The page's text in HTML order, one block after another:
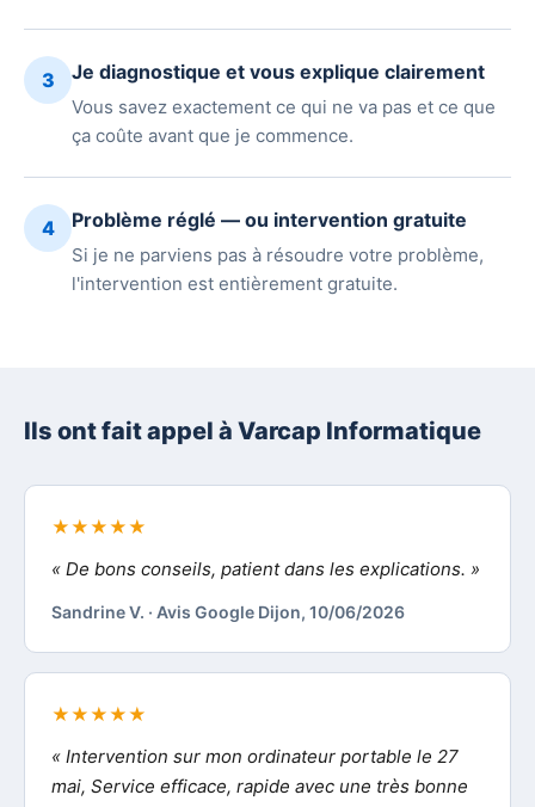
3 Je diagnostique et vous explique clairement
Vous savez exactement ce qui ne va pas et ce que
ça coûte avant que je commence.
4 Problème réglé — ou intervention gratuite
Si je ne parviens pas à résoudre votre problème,
l'intervention est entièrement gratuite.
Ils ont fait appel à Varcap Informatique
★★★★★
« De bons conseils, patient dans les explications. »
Sandrine V. · Avis Google Dijon, 10/06/2026
★★★★★
« Intervention sur mon ordinateur portable le 27
mai, Service efficace, rapide avec une très bonne